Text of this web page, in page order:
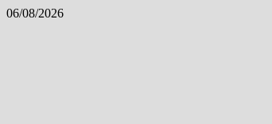
Skip
06/08/2026